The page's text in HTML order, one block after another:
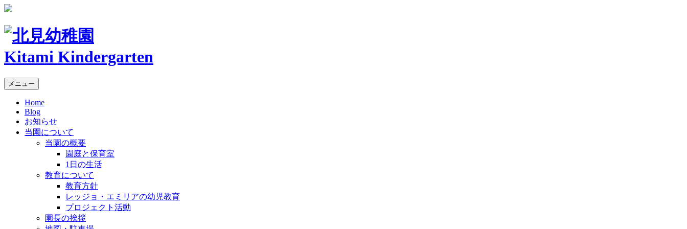
Kitami Kindergarten
メニュー
Home
Blog
お知らせ
当園について
当園の概要
園庭と保育室
1日の生活
教育について
教育方針
レッジョ・エミリアの幼児教育
プロジェクト活動
園長の挨拶